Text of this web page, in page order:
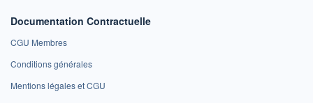
Documentation Contractuelle
CGU Membres
Conditions générales
Mentions légales et CGU